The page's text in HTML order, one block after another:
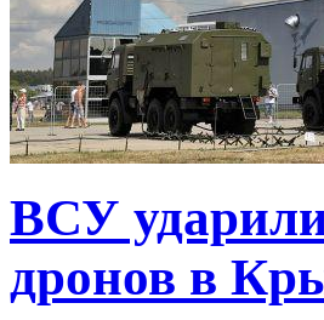
ВСУ ударили
дронов в